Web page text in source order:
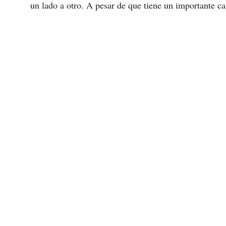
un lado a otro. A pesar de que tiene un importante